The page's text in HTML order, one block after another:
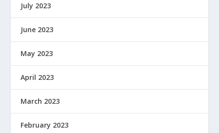
July 2023
June 2023
May 2023
April 2023
March 2023
February 2023